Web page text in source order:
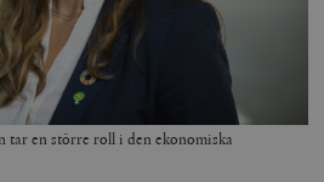
tar en större roll i den ekonomiska